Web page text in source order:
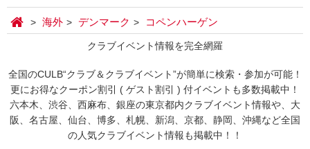
海外 デンマーク コペンハーゲン
クラブイベント情報を完全網羅
全国のCULB“クラブ＆クラブイベント”が簡単に検索・参加が可能！
更にお得なクーポン割引 ( ゲスト割引 ) 付イベントも多数掲載中！
六本木、渋谷、西麻布、銀座の東京都内クラブイベント情報や、大
阪、名古屋、仙台、博多、札幌、新潟、京都、静岡、沖縄など全国
の人気クラブイベント情報も掲載中！！